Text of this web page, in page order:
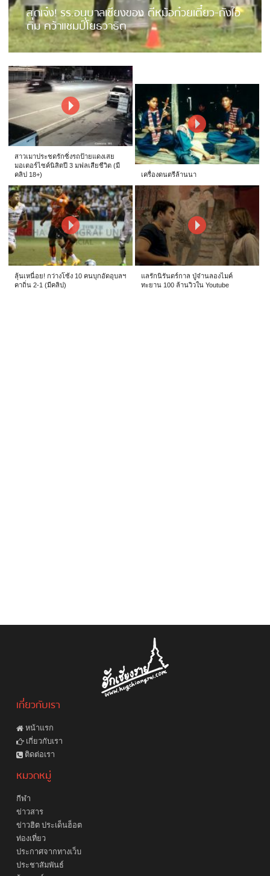
สุดเจ๋ง! รร.อนุบาลเชียงของ ตีหม้อก๋วยเตี๋ยว-ถังไอ
ติม คว้าแชมป์โยธวาธิต
สาวเมาประชดรักซิ่งรถป้ายแดงเสย
มอเตอร์ไซค์นิสิตปี 3 มฟลเสียชีวิต (มี
คลิป 18+)
เครื่องดนตรีล้านนา
ลุ้นเหนื่อย! กว่างโซ้ง 10 คนบุกอัดอุบลฯ
คาถิ่น 2-1 (มีคลิป)
แลรักนิรันดร์กาล ปู่จ๋านลองไมค์
ทะยาน 100 ล้านวิวใน Youtube
เกี่ยวกับเรา
หน้าแรก
เกี่ยวกับเรา
ติดต่อเรา
หมวดหมู่
กีฬา
ข่าวสาร
ข่าวฮิต ประเด็นฮ็อต
ท่องเที่ยว
ประกาศจากทางเว็บ
ประชาสัมพันธ์